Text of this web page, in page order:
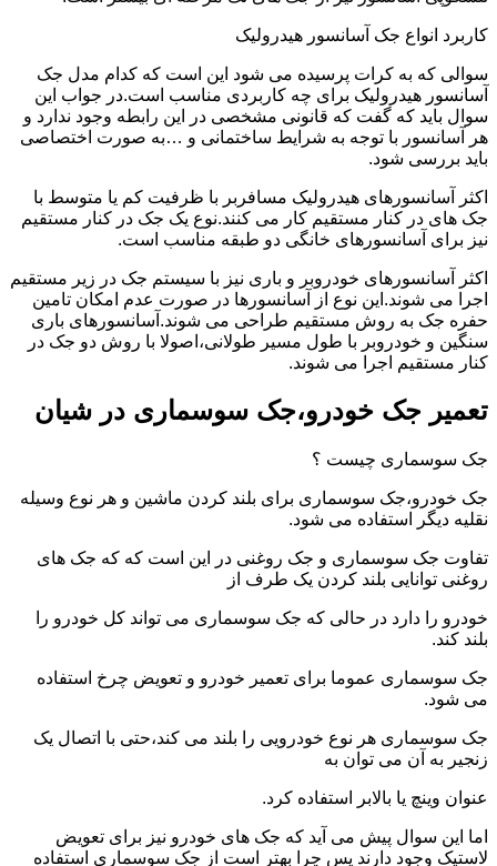
کاربرد انواع جک آسانسور هیدرولیک
سوالی که به کرات پرسیده می شود این است که کدام مدل جک
آسانسور هیدرولیک برای چه کاربردی مناسب است.در جواب این
سوال باید که گفت که قانونی مشخصی در این رابطه وجود ندارد و
هر آسانسور با توجه به شرایط ساختمانی و …به صورت اختصاصی
باید بررسی شود.
اکثر آسانسورهای هیدرولیک مسافربر با ظرفیت کم یا متوسط با
جک های در کنار مستقیم کار می کنند.نوع یک جک در کنار مستقیم
نیز برای آسانسورهای خانگی دو طبقه مناسب است.
اکثر آسانسورهای خودروبر و باری نیز با سیستم جک در زیر مستقیم
اجرا می شوند.این نوع از آسانسورها در صورت عدم امکان تامین
حفره جک به روش مستقیم طراحی می شوند.آسانسورهای باری
سنگین و خودروبر با طول مسیر طولانی،اصولا با روش دو جک در
کنار مستقیم اجرا می شوند.
تعمیر جک خودرو،جک سوسماری در شیان
جک سوسماری چیست ؟
جک خودرو،جک سوسماری برای بلند کردن ماشین و هر نوع وسیله
نقلیه دیگر استفاده می شود.
تفاوت جک سوسماری و جک روغنی در این است که که جک های
روغنی توانایی بلند کردن یک طرف از
خودرو را دارد در حالی که جک سوسماری می تواند کل خودرو را
بلند کند.
جک سوسماری عموما برای تعمیر خودرو و تعویض چرخ استفاده
می شود.
جک سوسماری هر نوع خودرویی را بلند می کند،حتی با اتصال یک
زنجیر به آن می توان به
عنوان وینچ یا بالابر استفاده کرد.
اما این سوال پیش می آید که جک های خودرو نیز برای تعویض
لاستیک وجود دارند پس چرا بهتر است از جک سوسماری استفاده